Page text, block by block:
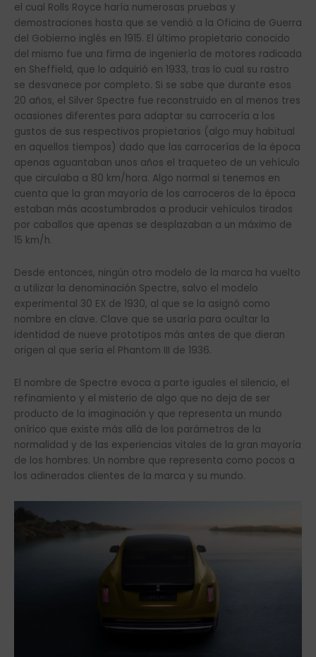
el cual Rolls Royce haría numerosas pruebas y
demostraciones hasta que se vendió a la Oficina de Guerra
del Gobierno inglés en 1915. El último propietario conocido
del mismo fue una firma de ingeniería de motores radicada
en Sheffield, que lo adquirió en 1933, tras lo cual su rastro
se desvanece por completo. Si se sabe que durante esos
20 años, el Silver Spectre fue reconstruido en al menos tres
ocasiones diferentes para adaptar su carrocería a los
gustos de sus respectivos propietarios (algo muy habitual
en aquellos tiempos) dado que las carrocerías de la época
apenas aguantaban unos años el traqueteo de un vehículo
que circulaba a 80 km/hora. Algo normal si tenemos en
cuenta que la gran mayoría de los carroceros de la época
estaban más acostumbrados a producir vehículos tirados
por caballos que apenas se desplazaban a un máximo de
15 km/h.
Desde entonces, ningún otro modelo de la marca ha vuelto
a utilizar la denominación Spectre, salvo el modelo
experimental 30 EX de 1930, al que se la asignó como
nombre en clave. Clave que se usaría para ocultar la
identidad de nueve prototipos más antes de que dieran
origen al que sería el Phantom III de 1936.
El nombre de Spectre evoca a parte iguales el silencio, el
refinamiento y el misterio de algo que no deja de ser
producto de la imaginación y que representa un mundo
onírico que existe más allá de los parámetros de la
normalidad y de las experiencias vitales de la gran mayoría
de los hombres. Un nombre que representa como pocos a
los adinerados clientes de la marca y su mundo.